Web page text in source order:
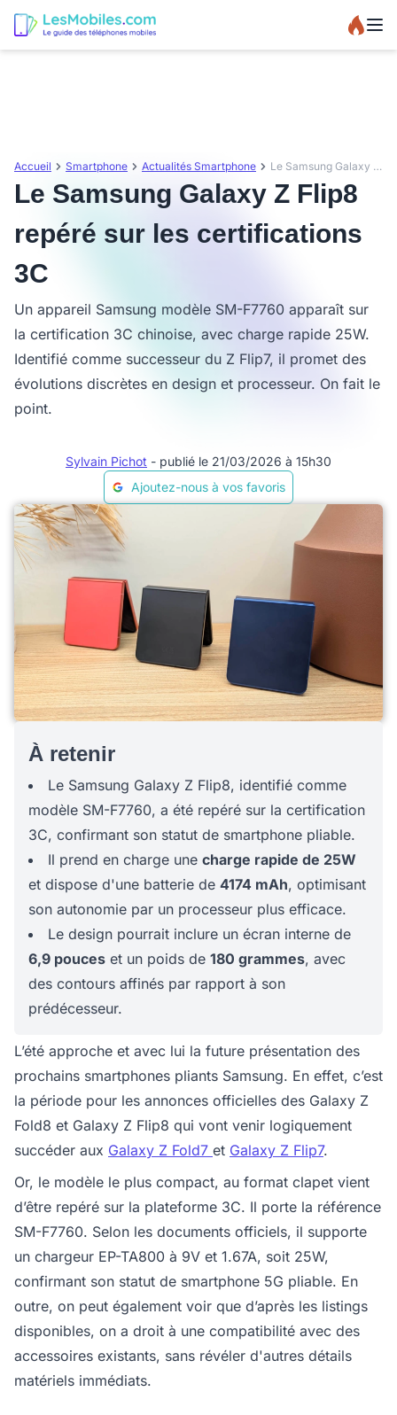
Accueil Smartphone Actualités Smartphone Le Samsung Galaxy Z Flip8 repéré sur les certifications 3C
Le Samsung Galaxy Z Flip8
repéré sur les certifications
3C
Un appareil Samsung modèle SM-F7760 apparaît sur
la certification 3C chinoise, avec charge rapide 25W.
Identifié comme successeur du Z Flip7, il promet des
évolutions discrètes en design et processeur. On fait le
point.
Sylvain Pichot - publié le 21/03/2026 à 15h30
Ajoutez-nous à vos favoris
À retenir
Le Samsung Galaxy Z Flip8, identifié comme
modèle SM-F7760, a été repéré sur la certification
3C, confirmant son statut de smartphone pliable.
Il prend en charge une charge rapide de 25W
et dispose d'une batterie de 4174 mAh, optimisant
son autonomie par un processeur plus efficace.
Le design pourrait inclure un écran interne de
6,9 pouces et un poids de 180 grammes, avec
des contours affinés par rapport à son
prédécesseur.
L’été approche et avec lui la future présentation des
prochains smartphones pliants Samsung. En effet, c’est
la période pour les annonces officielles des Galaxy Z
Fold8 et Galaxy Z Flip8 qui vont venir logiquement
succéder aux Galaxy Z Fold7 et Galaxy Z Flip7.
Or, le modèle le plus compact, au format clapet vient
d’être repéré sur la plateforme 3C. Il porte la référence
SM-F7760. Selon les documents officiels, il supporte
un chargeur EP-TA800 à 9V et 1.67A, soit 25W,
confirmant son statut de smartphone 5G pliable. En
outre, on peut également voir que d’après les listings
disponibles, on a droit à une compatibilité avec des
accessoires existants, sans révéler d'autres détails
matériels immédiats.